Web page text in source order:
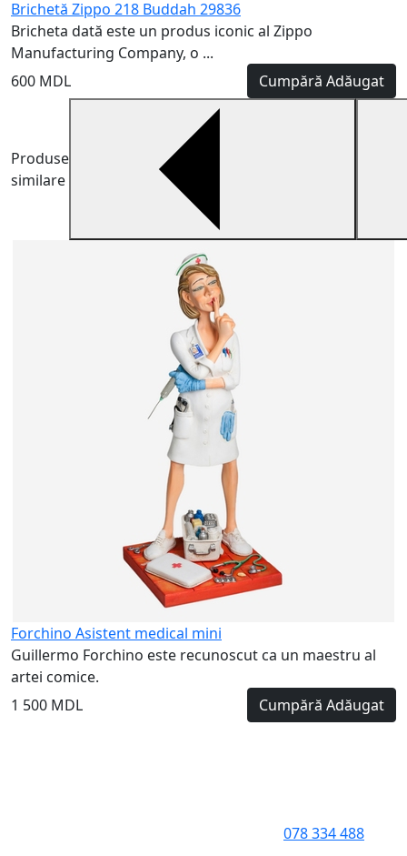
Brichetă Zippo 218 Buddah 29836
Bricheta dată este un produs iconic al Zippo
Manufacturing Company, o ...
600 MDL
Cumpără Adăugat
Produse
similare
Forchino Asistent medical mini
Guillermo Forchino este recunoscut ca un maestru al
artei comice.
1 500 MDL
Cumpără Adăugat
078 334 488